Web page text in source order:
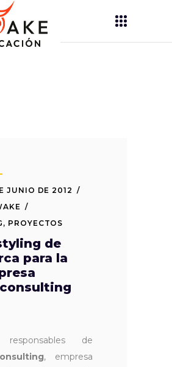
JUNIO DE 2012
, PROYECTOS
de
para la
responsables de
, empresa